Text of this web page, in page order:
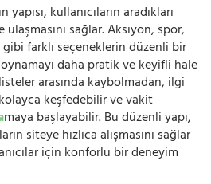
kullanıcıların aradıkları
sağlar. Aksiyon, spor,
gibi farklı seçeneklerin düzenli bir
daha pratik ve keyifli hale
arasında kaybolmadan, ilgi
keşfedebilir ve vakit
maya başlayabilir. Bu düzenli yapı,
siteye hızlıca alışmasını sağlar
için konforlu bir deneyim